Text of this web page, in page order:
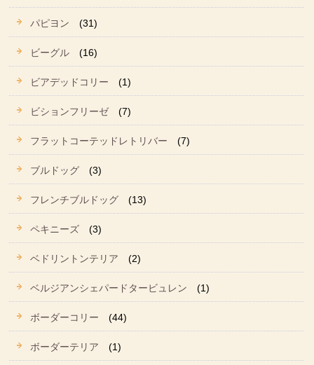
パピヨン (31)
ビーグル (16)
ビアデッドコリー (1)
ビションフリーゼ (7)
フラットコーテッドレトリバー (7)
ブルドッグ (3)
フレンチブルドッグ (13)
ペキニーズ (3)
ベドリントンテリア (2)
ベルジアンシェパードタービュレン (1)
ボーダーコリー (44)
ボーダーテリア (1)